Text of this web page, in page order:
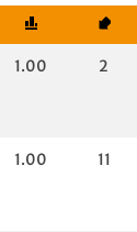
1.00 2
1.00 11